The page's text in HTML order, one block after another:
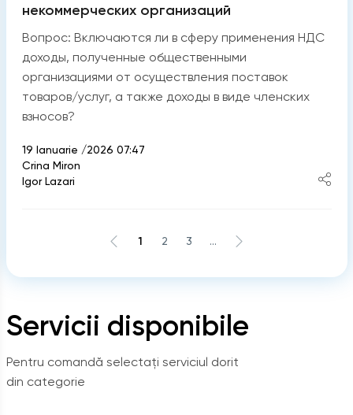
Servicii disponibile
Pentru comandă selectați serviciul dorit
din categorie
некоммерческих организаций
Вопрос: Включаются ли в сферу применения НДС
доходы, полученные общественными
организациями от осуществления поставок
товаров/услуг, а также доходы в виде членских
взносов?
19 Ianuarie /2026 07:47
Crina Miron
Igor Lazari
1 2 3 ...